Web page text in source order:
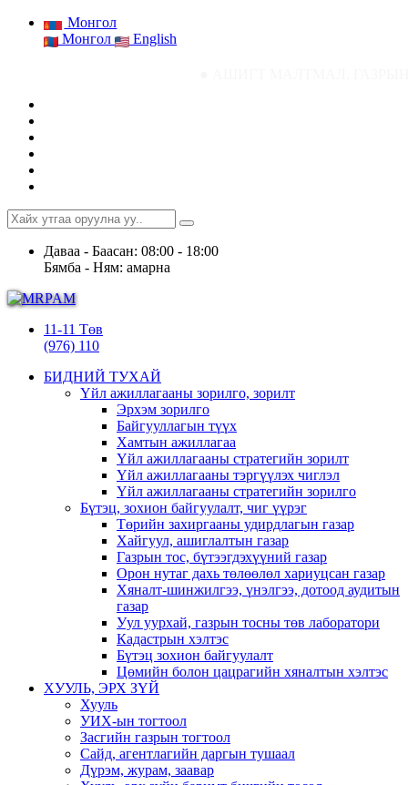
Монгол
Монгол
English
Даваа - Баасан: 08:00 - 18:00
Бямба - Ням: амарна
11-11 Төв
(976) 110
БИДНИЙ ТУХАЙ
Үйл ажиллагааны зорилго, зорилт
Эрхэм зорилго
Байгууллагын түүх
Хамтын ажиллагаа
Үйл ажиллагааны стратегийн зорилт
Үйл ажиллагааны тэргүүлэх чиглэл
Үйл ажиллагааны стратегийн зорилго
Бүтэц, зохион байгуулалт, чиг үүрэг
Төрийн захиргааны удирдлагын газар
Хайгуул, ашиглалтын газар
Газрын тос, бүтээгдэхүүний газар
Орон нутаг дахь төлөөлөл хариуцсан газар
Хяналт-шинжилгээ, үнэлгээ, дотоод аудитын
газар
Уул уурхай, газрын тосны төв лаборатори
Кадастрын хэлтэс
Бүтэц зохион байгуулалт
Цөмийн болон цацрагийн хяналтын хэлтэс
ХУУЛЬ, ЭРХ ЗҮЙ
Хууль
УИХ-ын тогтоол
Засгийн газрын тогтоол
Сайд, агентлагийн даргын тушаал
Дүрэм, журам, заавар